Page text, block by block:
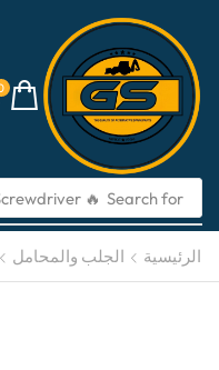
Search for
🔥 Screwdriver
الرئيسية الجلب والمحامل